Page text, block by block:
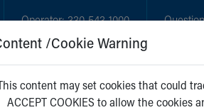
Operator:330-543-1000
GET CARE
/Cookie Warning
content may set cookies that could
ACCEPT COOKIES to allow the cookies